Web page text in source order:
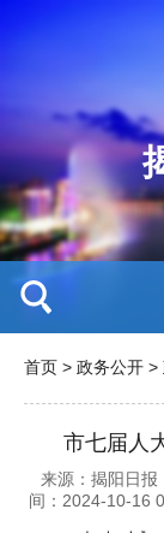
首页 > 政务公开 >
市七届人
来源：揭阳日报
间：2024-10-16